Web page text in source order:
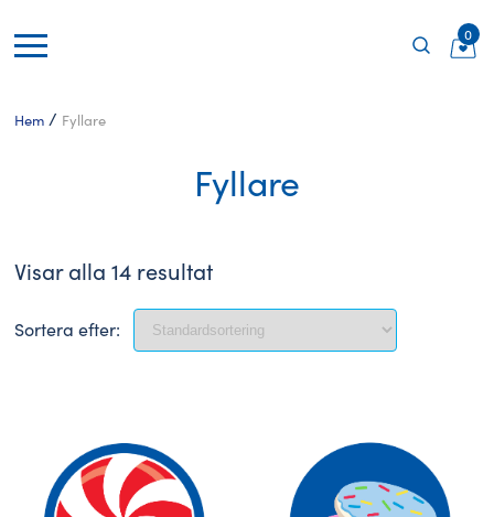
0
Hem / Fyllare
Fyllare
Visar alla 14 resultat
Sortera efter: